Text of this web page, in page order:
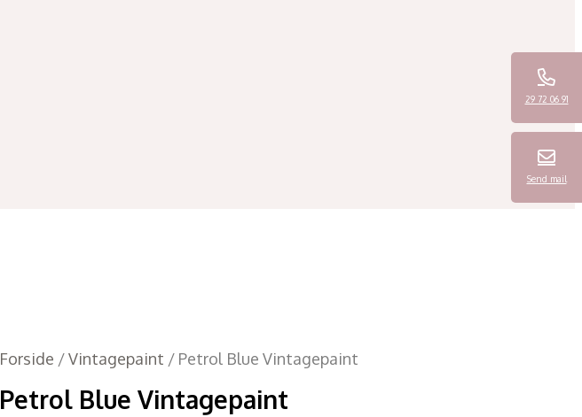
Forside /Vintagepaint / Petrol Blue Vintagepaint
Petrol Blue Vintagepaint
29 72 06 91
Send mail